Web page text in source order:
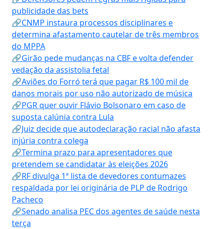
publicidade das bets
🔗CNMP instaura processos disciplinares e
determina afastamento cautelar de três membros
do MPPA
🔗Girão pede mudanças na CBF e volta defender
vedação da assistolia fetal
🔗Aviões do Forró terá que pagar R$ 100 mil de
danos morais por uso não autorizado de música
🔗PGR quer ouvir Flávio Bolsonaro em caso de
suposta calúnia contra Lula
🔗Juiz decide que autodeclaração racial não afasta
injúria contra colega
🔗Termina prazo para apresentadores que
pretendem se candidatar às eleições 2026
🔗RF divulga 1ª lista de devedores contumazes
respaldada por lei originária de PLP de Rodrigo
Pacheco
🔗Senado analisa PEC dos agentes de saúde nesta
terça